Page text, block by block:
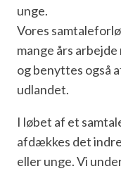
unge.
Vores
mange års
og benyttes også
udlandet.
I løbet af et
afdækkes det
eller unge. Vi